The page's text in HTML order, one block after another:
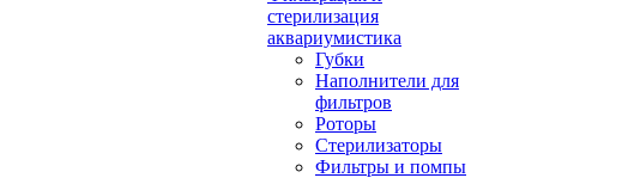
стерилизация
аквариумистика
Губки
Наполнители для
фильтров
Роторы
Стерилизаторы
Фильтры и помпы